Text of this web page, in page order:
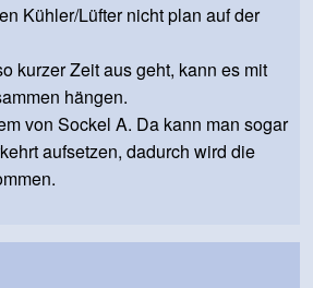
Kühler/Lüfter nicht plan auf der
kurzer Zeit aus geht, kann es mit
hängen.
von Sockel A. Da kann man sogar
aufsetzen, dadurch wird die